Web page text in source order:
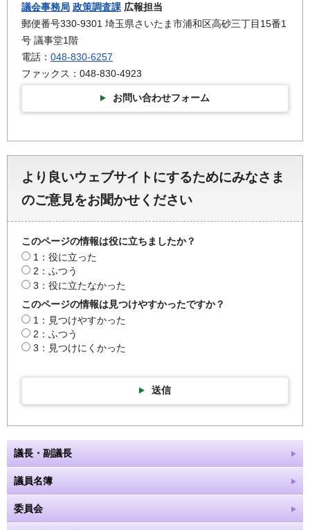
議会事務局 政策調査課 広報担当
郵便番号330-9301 埼玉県さいたま市浦和区高砂三丁目15番1
号 議事堂1階
電話： 048-830-6257
ファックス：048-830-4923
お問い合わせフォーム
より良いウェブサイトにするためにみなさま
のご意見をお聞かせください
このページの情報は役に立ちましたか？
1：役に立った
2：ふつう
3：役に立たなかった
このページの情報は見つけやすかったですか？
1：見つけやすかった
2：ふつう
3：見つけにくかった
送信
議長・副議長
議員名簿
委員会